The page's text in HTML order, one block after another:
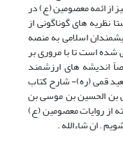
از ائمه معصومین (ع) در
های گوناگونی از
اسلامی به منصه
شده است تا با مروری بر
اندیشه های ارزشمند
قمی (ره)- شارح کتاب
بن الحسین بن موسی بن
از روایات معصومین (ع)
. ان شاءالله .